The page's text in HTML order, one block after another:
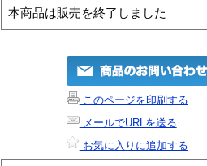
本商品は販売を終了しました
このページを印刷する
メールでURLを送る
お気に入りに追加する